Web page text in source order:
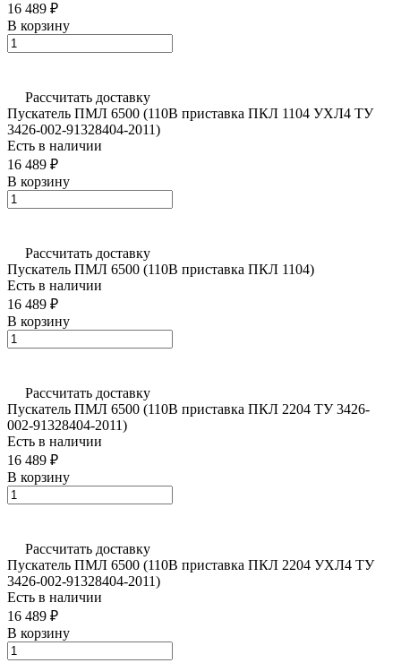
16 489 ₽
В корзину
Рассчитать доставку
Пускатель ПМЛ 6500 (110В приставка ПКЛ 1104 УХЛ4 ТУ
3426-002-91328404-2011)
Есть в наличии
16 489 ₽
В корзину
Рассчитать доставку
Пускатель ПМЛ 6500 (110В приставка ПКЛ 1104)
Есть в наличии
16 489 ₽
В корзину
Рассчитать доставку
Пускатель ПМЛ 6500 (110В приставка ПКЛ 2204 ТУ 3426-
002-91328404-2011)
Есть в наличии
16 489 ₽
В корзину
Рассчитать доставку
Пускатель ПМЛ 6500 (110В приставка ПКЛ 2204 УХЛ4 ТУ
3426-002-91328404-2011)
Есть в наличии
16 489 ₽
В корзину